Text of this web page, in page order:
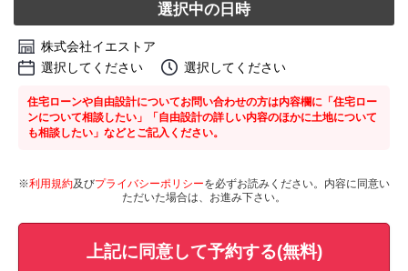
選択中の日時
株式会社イエストア
選択してください
選択してください
住宅ローンや自由設計についてお問い合わせの方は内容欄に「住宅ロー
ンについて相談したい」「自由設計の詳しい内容のほかに土地について
も相談したい」などとご記入ください。
※利用規約及びプライバシーポリシーを必ずお読みください。内容に同意い
ただいた場合は、お進み下さい。
上記に同意して予約する(無料)